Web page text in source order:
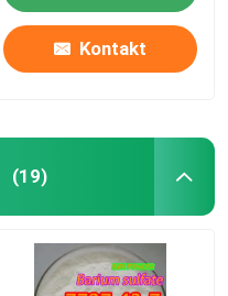
Kontakt
(19)